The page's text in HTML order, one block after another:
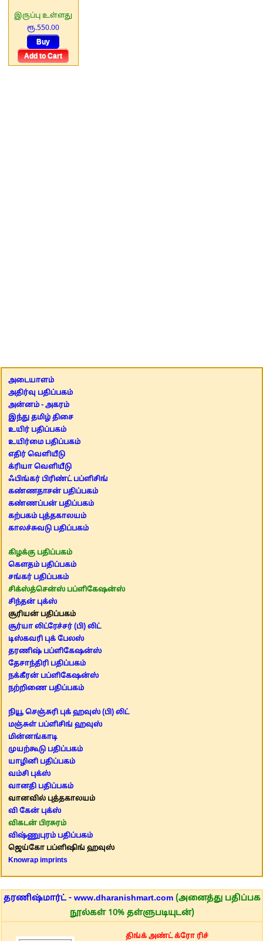
இருப்பு உள்ளது
ரூ.550.00
அடையாளம்
அதிர்வு பதிப்பகம்
அன்னம் - அகரம்
இந்து தமிழ் திசை
உயிர் பதிப்பகம்
உயிர்மை பதிப்பகம்
எதிர் வெளியீடு
க்ரியா வெளியீடு
ஃபிங்கர் பிரிண்ட் பப்ளிசிங்
கண்ணதாசன் பதிப்பகம்
கண்ணப்பன் பதிப்பகம்
கற்பகம் புத்தகாலயம்
காலச்சுவடு பதிப்பகம்
கிழக்கு பதிப்பகம்
கௌதம் பதிப்பகம்
சங்கர் பதிப்பகம்
சிக்ஸ்த்சென்ஸ் பப்ளிகேஷன்ஸ்
சிந்தன் புக்ஸ்
சூரியன் பதிப்பகம்
சூர்யா லிட்ரேச்சர் (பி) லிட்
டிஸ்கவரி புக் பேலஸ்
தரணிஷ் பப்ளிகேஷன்ஸ்
தேசாந்திரி பதிப்பகம்
நக்கீரன் பப்ளிகேஷன்ஸ்
நற்றிணை பதிப்பகம்
நியூ செஞ்சுரி புக் ஹவுஸ் (பி) லிட்
மஞ்சுள் பப்ளிசிங் ஹவுஸ்
மின்னங்காடி
முயற்கூடு பதிப்பகம்
யாழினி பதிப்பகம்
வம்சி புக்ஸ்
வானதி பதிப்பகம்
வானவில் புத்தகாலயம்
வி கேன் புக்ஸ்
விகடன் பிரசுரம்
விஷ்ணுபுரம் பதிப்பகம்
ஜெய்கோ பப்ளிஷிங் ஹவுஸ்
Knowrap imprints
தரணிஷ்மார்ட் - www.dharanishmart.com (அனைத்து பதிப்பக
நூல்கள் 10% தள்ளுபடியுடன்)
திங்க் அண்ட் க்ரோ ரிச்